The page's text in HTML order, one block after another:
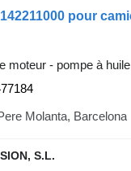
moteur - pompe à huile
Molanta, Barcelona
S.L.